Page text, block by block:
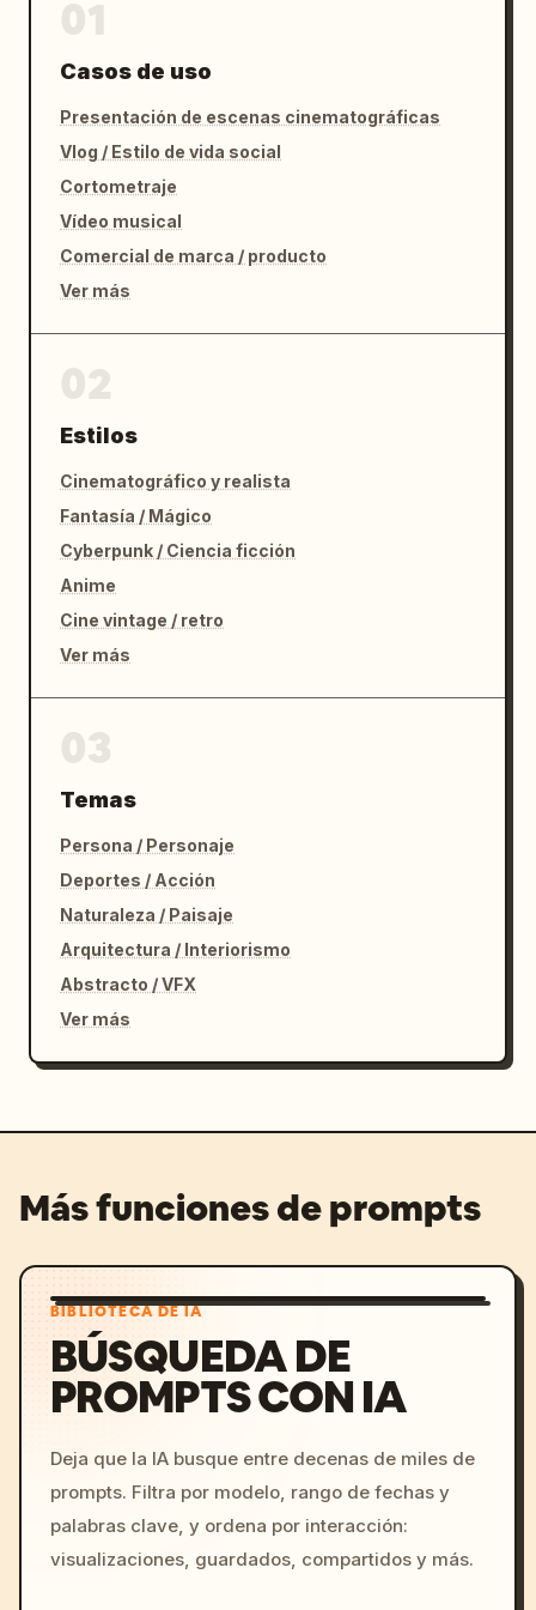
Casos de uso
Presentación de escenas cinematográficas
Vlog / Estilo de vida social
Cortometraje
Vídeo musical
Comercial de marca / producto
Ver más
Estilos
Cinematográfico y realista
Fantasía / Mágico
Cyberpunk / Ciencia ficción
Anime
Cine vintage / retro
Ver más
Temas
Persona / Personaje
Deportes / Acción
Naturaleza / Paisaje
Arquitectura / Interiorismo
Abstracto / VFX
Ver más
Más funciones de prompts
BIBLIOTECA DE IA
BÚSQUEDA DE
PROMPTS CON IA
Deja que la IA busque entre decenas de miles de
prompts. Filtra por modelo, rango de fechas y
palabras clave, y ordena por interacción:
visualizaciones, guardados, compartidos y más.